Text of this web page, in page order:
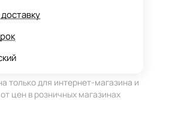
только для интернет-магазина и
цен в розничных магазинах